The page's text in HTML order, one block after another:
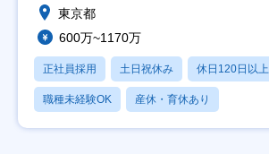
東京都
600万~1170万
正社員採用 土日祝休み 休日120日以上
職種未経験OK 産休・育休あり